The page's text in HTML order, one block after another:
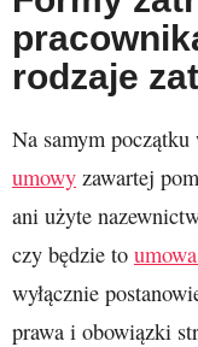
rodzaje
Na samym
umowy zawartej
ani użyte
czy będzie to
wyłącznie
prawa i obowiązki